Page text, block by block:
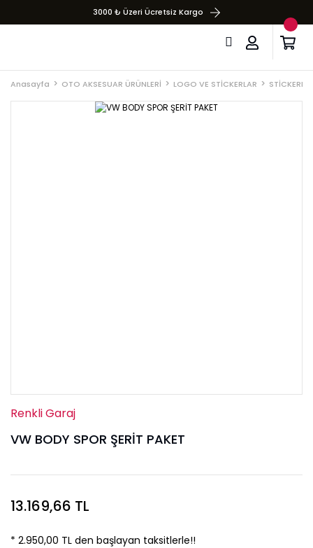
3000 ₺ Üzeri Ücretsiz Kargo
Anasayfa OTO AKSESUAR ÜRÜNLERİ LOGO VE STİCKERLAR
Renkli Garaj
VW BODY SPOR ŞERİT PAKET
13.169,66 TL
* 2.950,00 TL den başlayan taksitlerle!!